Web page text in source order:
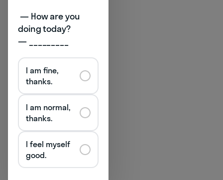
также находить новые
хобби и даже
осваивать азы
будущей профессии. И
все это — не выходя из
дома, ведь уроки
проходят онлайн. Для
занятий понадобится
только компьютер и
интернет, поэтому,
если вы с ребенком на
время уедете из
Рязани, прерывать
обучение не придется.
doing today?
— _________
I am fine,
thanks.
I am normal,
thanks.
I feel myself
good.